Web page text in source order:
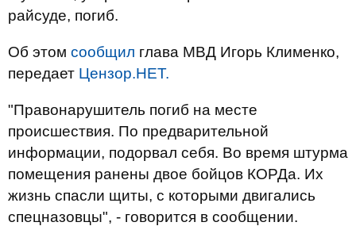
райсуде, погиб.
Об этом сообщил глава МВД Игорь Клименко,
передает Цензор.НЕТ.
"Правонарушитель погиб на месте
происшествия. По предварительной
информации, подорвал себя. Во время штурма
помещения ранены двое бойцов КОРДа. Их
жизнь спасли щиты, с которыми двигались
спецназовцы", - говорится в сообщении.